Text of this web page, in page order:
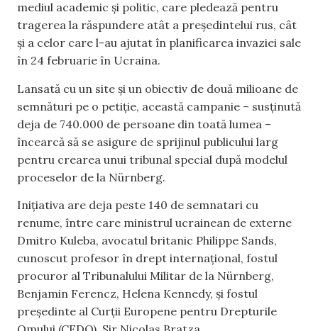
mediul academic şi politic, care pledează pentru
tragerea la răspundere atât a preşedintelui rus, cât
şi a celor care l-au ajutat în planificarea invaziei sale
în 24 februarie în Ucraina.
Lansată cu un site şi un obiectiv de două milioane de
semnături pe o petiţie, această campanie – susţinută
deja de 740.000 de persoane din toată lumea –
încearcă să se asigure de sprijinul publicului larg
pentru crearea unui tribunal special după modelul
proceselor de la Nürnberg.
Iniţiativa are deja peste 140 de semnatari cu
renume, între care ministrul ucrainean de externe
Dmitro Kuleba, avocatul britanic Philippe Sands,
cunoscut profesor în drept internaţional, fostul
procuror al Tribunalului Militar de la Nürnberg,
Benjamin Ferencz, Helena Kennedy, şi fostul
preşedinte al Curţii Europene pentru Drepturile